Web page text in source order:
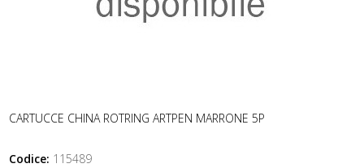
CARTUCCE CHINA ROTRING ARTPEN MARRONE 5P
Codice: 115489